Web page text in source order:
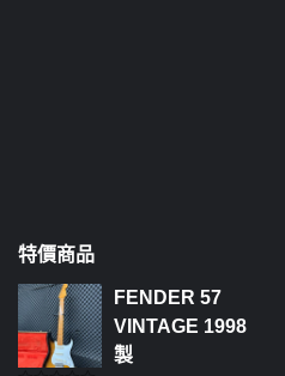
特價商品
FENDER 57
VINTAGE 1998
製